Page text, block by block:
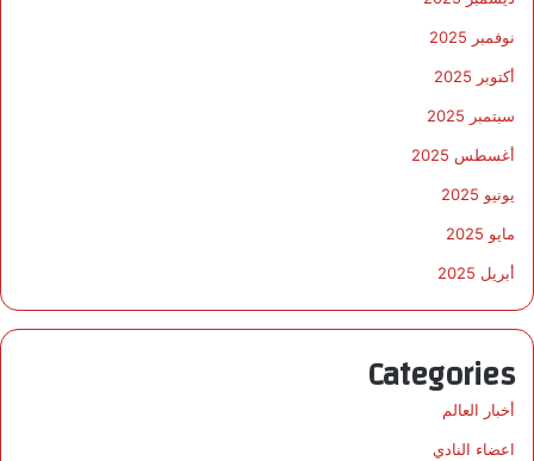
نوفمبر 2025
أكتوبر 2025
سبتمبر 2025
أغسطس 2025
يونيو 2025
مايو 2025
أبريل 2025
Categories
أخبار العالم
اعضاء النادي